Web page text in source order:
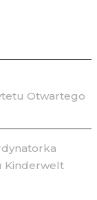
Otwartego
Kinderwelt